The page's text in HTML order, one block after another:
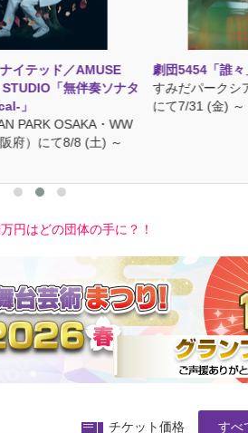
イテッド／AMUSE
「無伴奏ソナタ
」
PARK OSAKA・WW
府）にて8/8 (土) ～
劇団5454「誰々
すみだパークシ
にて7/31 (金)
円はどの団体の手に？！
チケット価格 すべ